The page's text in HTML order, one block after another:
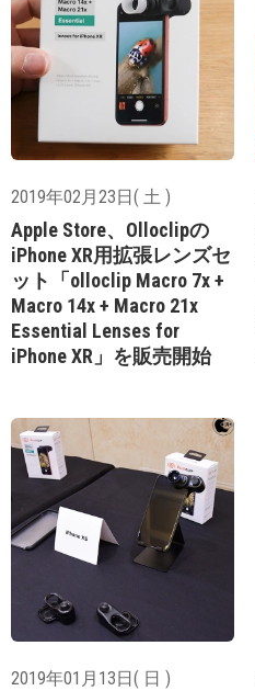
2019年02月23日( 土 )
Apple Store、Olloclipの
iPhone XR用拡張レンズセ
ット「olloclip Macro 7x +
Macro 14x + Macro 21x
Essential Lenses for
iPhone XR」を販売開始
2019年01月13日( 日 )